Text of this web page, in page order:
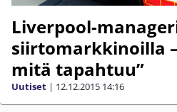
Liverpool-
siirtomarkkinoilla
mitä tapahtuu”
Uutiset | 12.12.2015 14:16